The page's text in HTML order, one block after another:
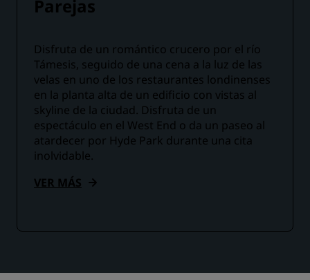
Parejas
Disfruta de un romántico crucero por el río
Támesis, seguido de una cena a la luz de las
velas en uno de los restaurantes londinenses
en la planta alta de un edificio con vistas al
skyline de la ciudad. Disfruta de un
espectáculo en el West End o da un paseo al
atardecer por Hyde Park durante una cita
inolvidable.
VER MÁS